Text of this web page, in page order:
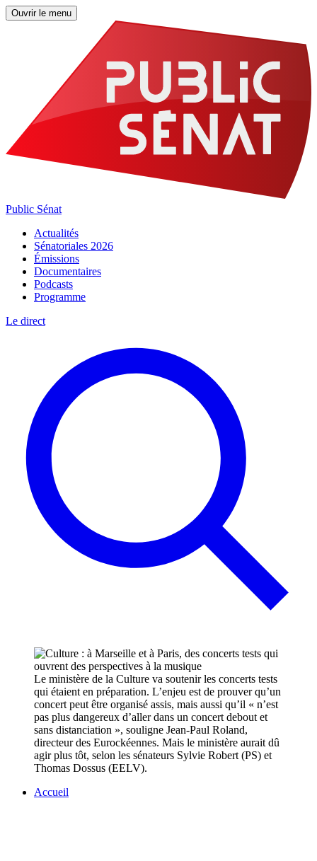
Ouvrir le menu
Public Sénat
Actualités
Sénatoriales 2026
Émissions
Documentaires
Podcasts
Programme
Le direct
Le ministère de la Culture va soutenir les concerts tests
qui étaient en préparation. L’enjeu est de prouver qu’un
concert peut être organisé assis, mais aussi qu’il « n’est
pas plus dangereux d’aller dans un concert debout et
sans distanciation », souligne Jean-Paul Roland,
directeur des Eurockéennes. Mais le ministère aurait dû
agir plus tôt, selon les sénateurs Sylvie Robert (PS) et
Thomas Dossus (EELV).
Accueil